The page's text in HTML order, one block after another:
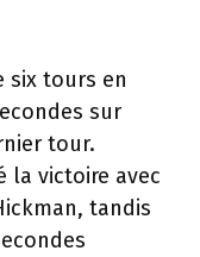
six tours en
sur
tour.
la victoire avec
tandis